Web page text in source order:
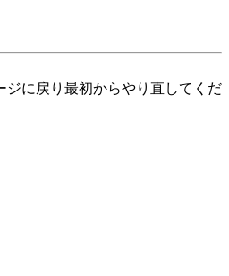
ジに戻り最初からやり直してくだ